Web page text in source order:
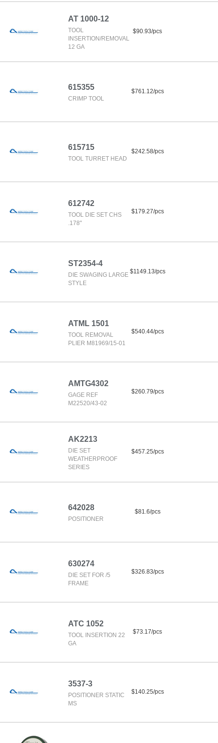
AT 1000-12
TOOL
INSERTION/REMOVAL
12 GA
$90.93/pcs
615355
CRIMP TOOL
$761.12/pcs
615715
TOOL TURRET HEAD
$242.58/pcs
612742
TOOL DIE SET CHS
.178"
$179.27/pcs
ST2354-4
DIE SWAGING LARGE
STYLE
$1149.13/pcs
ATML 1501
TOOL REMOVAL
PLIER M81969/15-01
$540.44/pcs
AMTG4302
GAGE REF
M22520/43-02
$260.79/pcs
AK2213
DIE SET
WEATHERPROOF
SERIES
$457.25/pcs
642028
POSITIONER
$81.6/pcs
630274
DIE SET FOR /5
FRAME
$326.83/pcs
ATC 1052
TOOL INSERTION 22
GA
$73.17/pcs
3537-3
POSITIONER STATIC
MS
$140.25/pcs